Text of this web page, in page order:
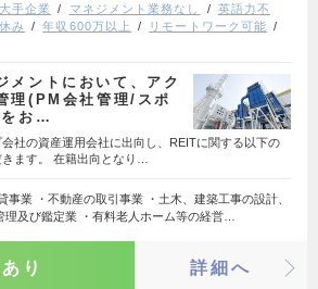
大手企業 マネジメント業務なし
英語力不
み 年収600万以上
リモートワーク可能
メントにおいて、アク
理(PM会社管理/スポ
をお…
社の資産運用会社に出向し、REITに関する以下の
ます。 在籍出向となり…
事業 ・不動産の取引事業 ・土木、建築工事の設計、
及び鑑定業 ・有料老人ホーム等の経営…
り 詳細へ